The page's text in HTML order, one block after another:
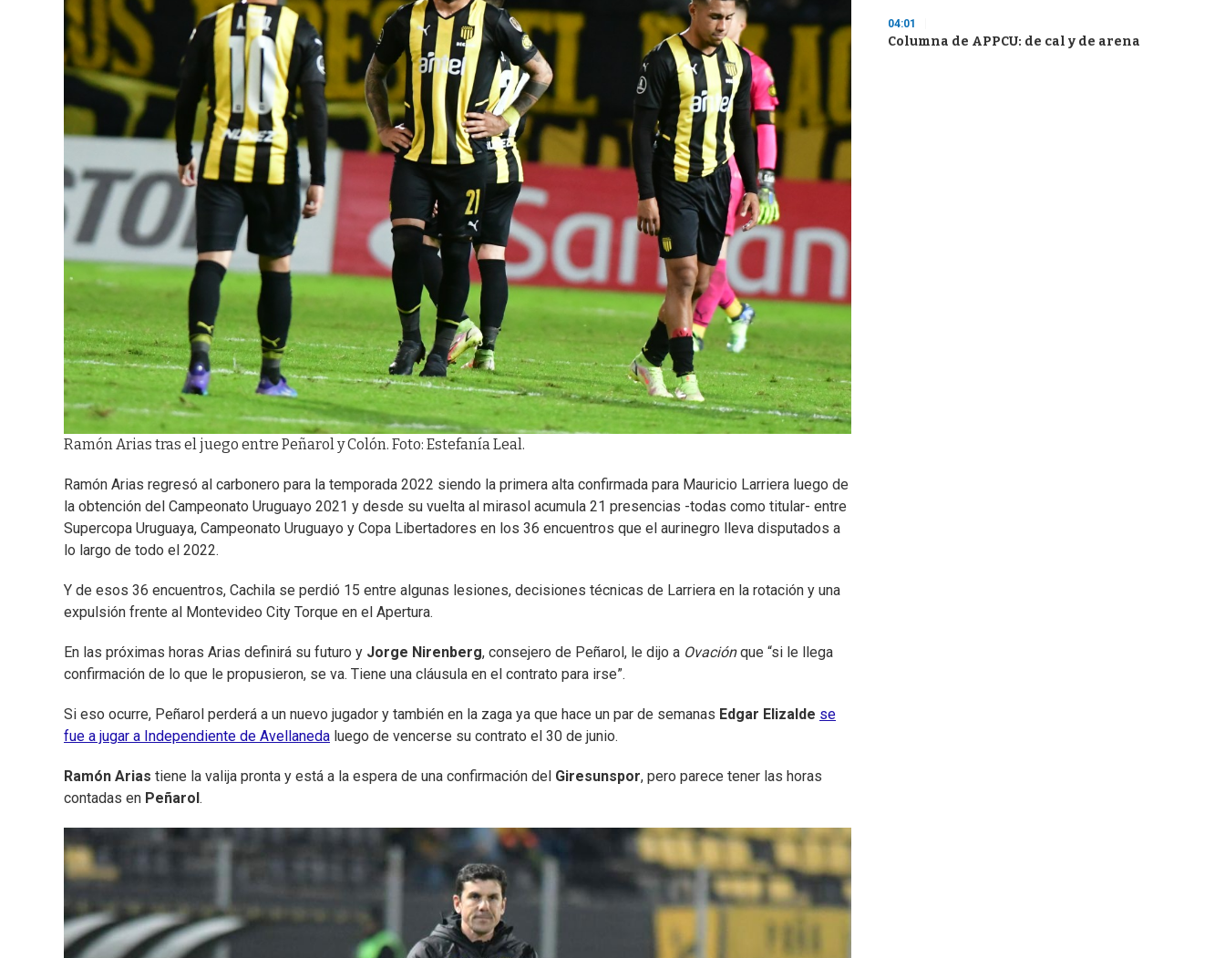
Ramón Arias tras el juego entre Peñarol y Colón. Foto: Estefanía Leal.
Ramón Arias regresó al carbonero para la temporada 2022 siendo la primera alta confirmada para Mauricio Larriera luego de
la obtención del Campeonato Uruguayo 2021 y desde su vuelta al mirasol acumula 21 presencias -todas como titular- entre
Supercopa Uruguaya, Campeonato Uruguayo y Copa Libertadores en los 36 encuentros que el aurinegro lleva disputados a
lo largo de todo el 2022.
Y de esos 36 encuentros, Cachila se perdió 15 entre algunas lesiones, decisiones técnicas de Larriera en la rotación y una
expulsión frente al Montevideo City Torque en el Apertura.
En las próximas horas Arias definirá su futuro y Jorge Nirenberg, consejero de Peñarol, le dijo a Ovaciónque “si le llega
confirmación de lo que le propusieron, se va. Tiene una cláusula en el contrato para irse”.
Si eso ocurre, Peñarol perderá a un nuevo jugador y también en la zaga ya que hace un par de semanas Edgar Elizalde se
fue a jugar a Independiente de Avellaneda luego de vencerse su contrato el 30 de junio.
Ramón Arias tiene la valija pronta y está a la espera de una confirmación del Giresunspor, pero parece tener las horas
contadas en Peñarol .
04:01
Columna de APPCU: de cal y de arena